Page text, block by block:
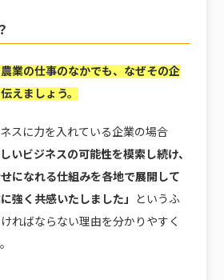
業の仕事のなかでも、なぜその企
えましょう。
スに力を入れている企業の場合
いビジネスの可能性を模索し続け、
になれる仕組みを各地で展開して
強く共感いたしました」
というふ
ればならない理由を分かりやすく